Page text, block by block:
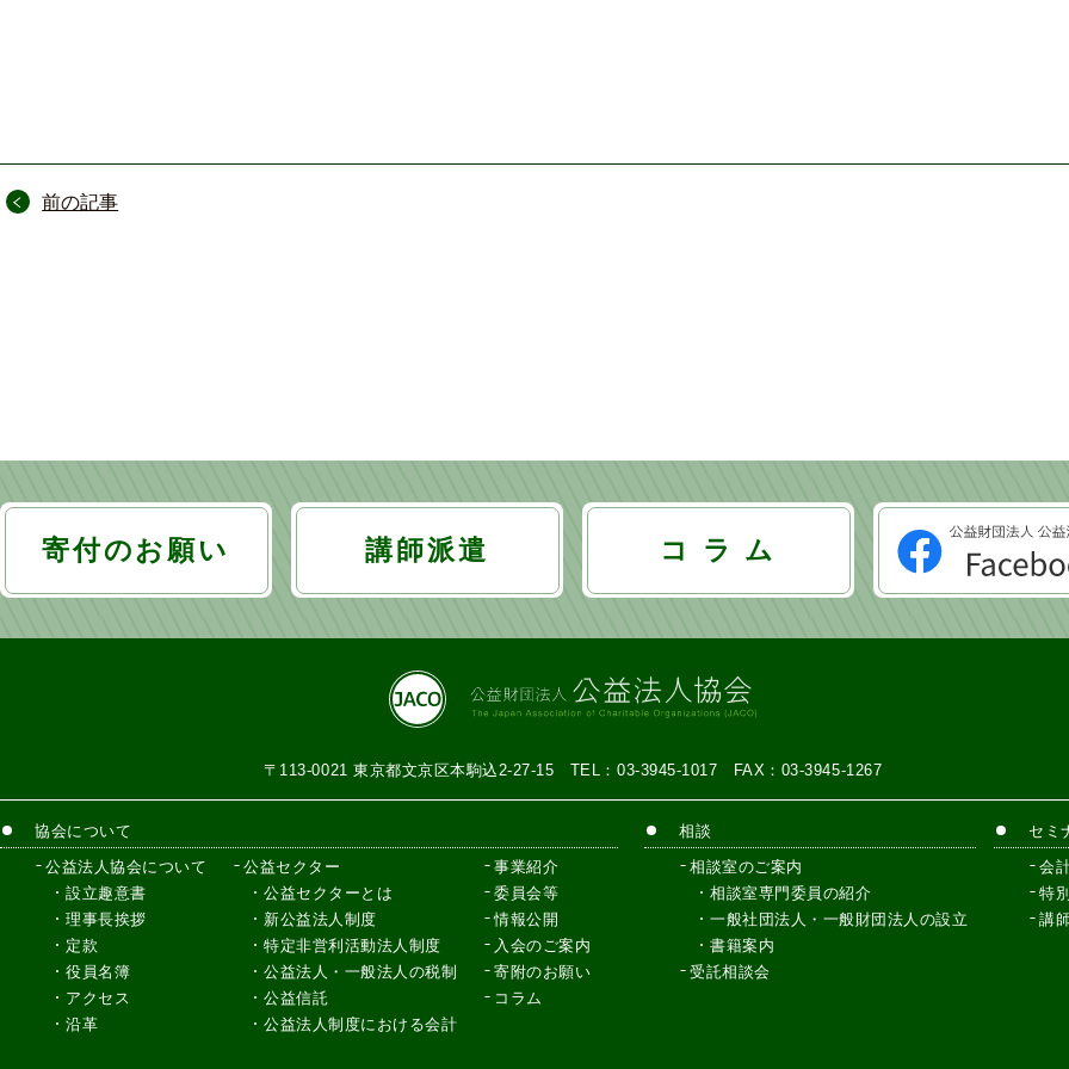
投
ョ
前の記事
寄付のお願い 講師派遣 コ ラ ム
〒113-0021 東京都文京区本駒込2-27-15 TEL：03-3945-1017 FAX：03-3945-1267
協会について
公益法人協会について
設立趣意書
理事長挨拶
定款
役員名簿
アクセス
沿革
公益セクター
公益セクターとは
新公益法人制度
特定非営利活動法人制度
公益法人・一般法人の税制
公益信託
公益法人制度における会計
事業紹介
委員会等
情報公開
入会のご案内
寄附のお願い
コラム
相談
相談室のご案内
相談室専門委員の紹介
一般社団法人・一般財団法人の設立
書籍案内
受託相談会
セミ
会
特
講